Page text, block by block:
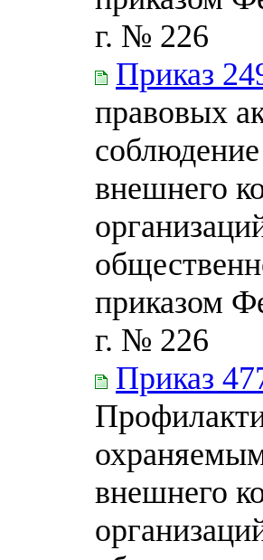
г. № 226
Приказ
правовых
внешнего
приказом
г. № 226
Приказ
внешнего